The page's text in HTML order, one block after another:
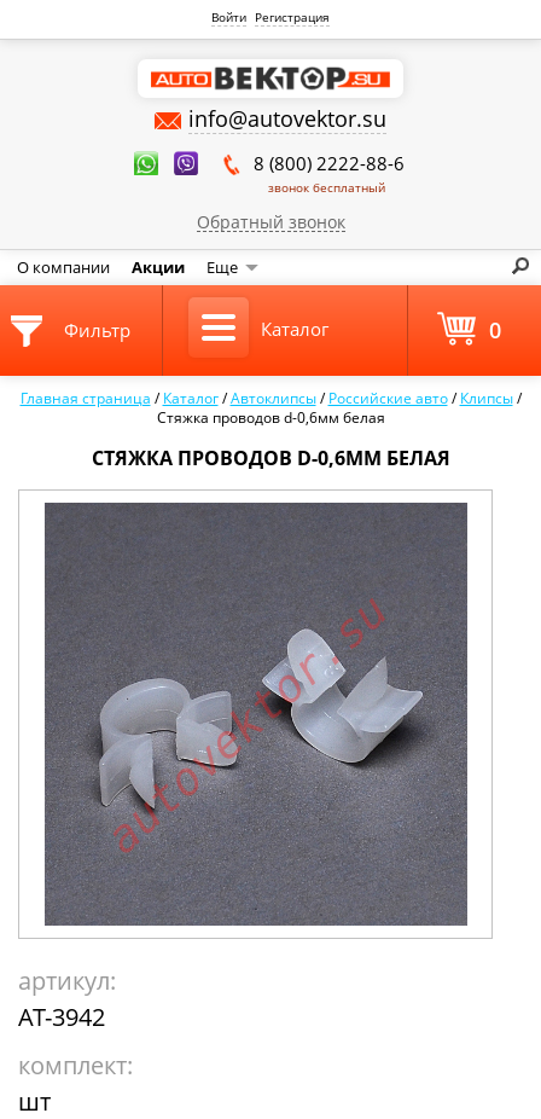
Войти Регистрация
info@autovektor.su
8 (800) 2222-88-6
звонок бесплатный
Обратный звонок
О компании Акции Еще
Главная страница /Каталог /Автоклипсы /Российские авто /Клипсы /
Стяжка проводов d-0,6мм белая
СТЯЖКА ПРОВОДОВ D-0,6ММ БЕЛАЯ
артикул:
AT-3942
комплект:
шт
Фильтр Каталог 0